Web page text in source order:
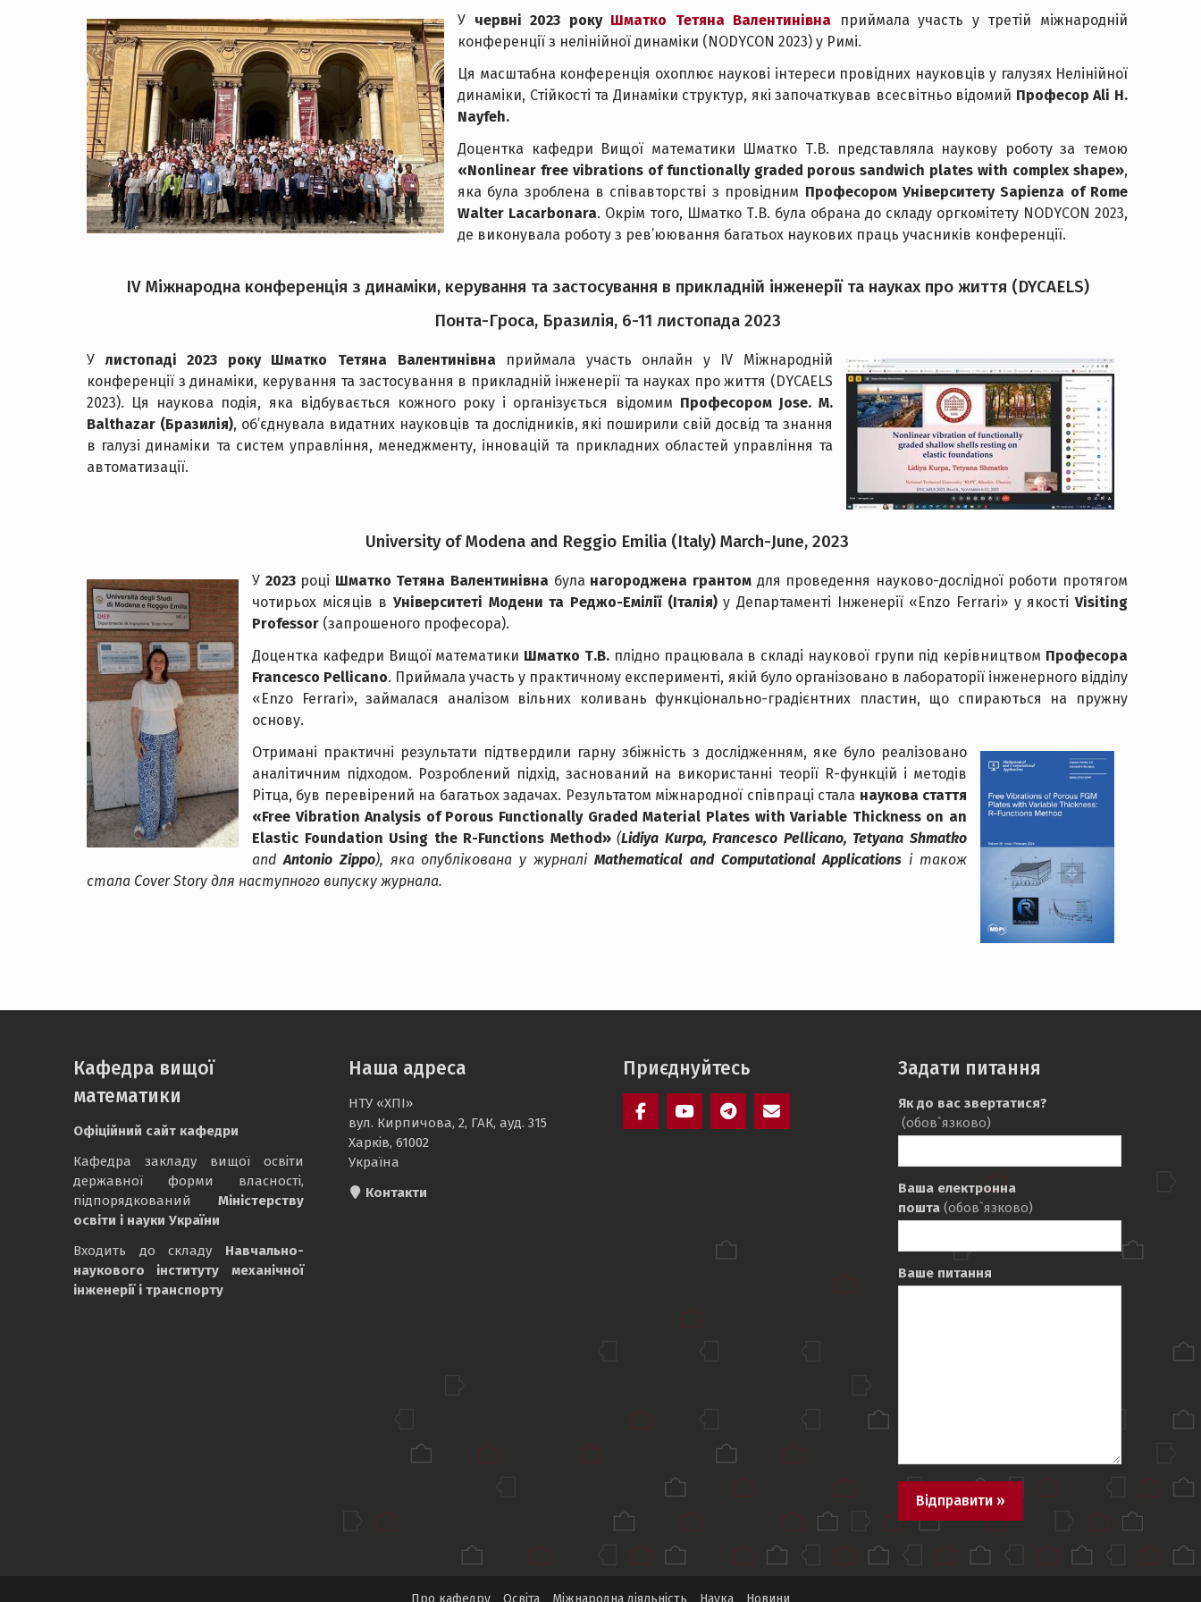
У червні 2023 року Шматко Тетяна Валентинівна приймала участь у третій міжнародній
конференції з нелінійної динаміки (NODYCON 2023) у Римі.
Ця масштабна конференція охоплює наукові інтереси провідних науковців у галузях Нелінійної
динаміки, Стійкості та Динаміки структур, які започаткував всесвітньо відомий Професор Ali H.
Nayfeh.
Доцентка кафедри Вищої математики Шматко Т.В. представляла наукову роботу за темою
«Nonlinear free vibrations of functionally graded porous sandwich plates with complex shape»,
яка була зроблена в співавторстві з провідним Професором Університету Sapienza of Rome
Walter Lacarbonara. Окрім того, Шматко Т.В. була обрана до складу оргкомітету NODYCON 2023,
де виконувала роботу з рев’юювання багатьох наукових праць учасників конференції.
IV Міжнародна конференція з динаміки, керування та застосування в прикладній інженерії та науках про життя (DYCAELS)
Понта-Гроса, Бразилія, 6-11 листопада 2023
У листопаді 2023 року Шматко Тетяна Валентинівна приймала участь онлайн у IV Міжнародній
конференції з динаміки, керування та застосування в прикладній інженерії та науках про життя (DYCAELS
2023). Ця наукова подія, яка відбувається кожного року і організується відомим Професором Jose. M.
Balthazar (Бразилія), об’єднувала видатних науковців та дослідників, які поширили свій досвід та знання
в галузі динаміки та систем управління, менеджменту, інновацій та прикладних областей управління та
автоматизації.
University of Modena and Reggio Emilia (Italy) March-June, 2023
У 2023році Шматко Тетяна Валентинівна була нагороджена грантомдля проведення науково-дослідної роботи протягом
чотирьох місяців в Університеті Модени та Реджо-Емілії (Італія)у Департаменті Інженерії «Enzo Ferrari» у якостіVisiting
Professor (запрошеного професора).
Доцентка кафедри Вищої математики Шматко Т.В.плідно працювала в складі наукової групи під керівництвом Професора
Francesco Pellicano. Приймала участь у практичному експерименті, якій було організовано в лабораторії інженерного відділу
«Enzo Ferrari», займалася аналізом вільних коливань функціонально-градієнтних пластин, що спираються на пружну
основу.
Отримані практичні результати підтвердили гарну збіжність з дослідженням, яке було реалізовано
аналітичним підходом. Розроблений підхід, заснований на використанні теорії R-функцій і методів
Рітца, був перевірений на багатьох задачах. Результатом міжнародної співпраці стала наукова стаття
«Free Vibration Analysis of Porous Functionally Graded Material Plates with Variable Thickness on an
Elastic Foundation Using the R-Functions Method»(Lidiya Kurpa, Francesco Pellicano, Tetyana Shmatko
andAntonio Zippo), яка опублікована у журналі Mathematical and Computational Applications і також
стала Cover Story для наступного випуску журнала.
Кафедра вищої
математики
Офіційний сайт кафедри
Кафедра закладу вищої освіти
державної форми власності,
підпорядкований Міністерству
освіти і науки України
Входить до складу Навчально-
наукового інституту механічної
інженерії і транспорту
Наша адреса
НТУ «ХПІ»
вул. Кирпичова, 2, ГАК, ауд. 315
Харків, 61002
Україна
Контакти
Приєднуйтесь Задати питання
Як до вас звертатися?
(обов`язково)
Ваша електронна
пошта (обов`язково)
Ваше питання